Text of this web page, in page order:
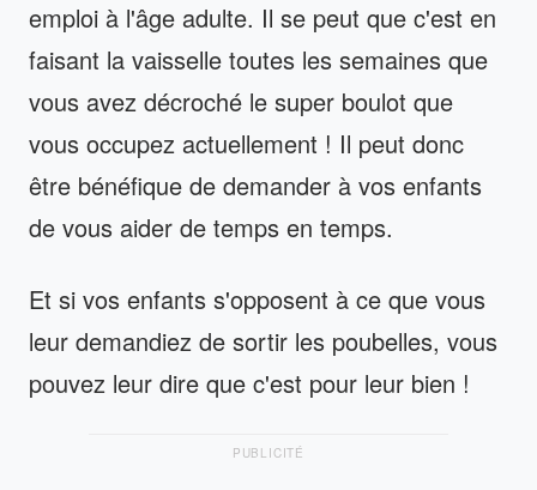
emploi à l'âge adulte. Il se peut que c'est en
faisant la vaisselle toutes les semaines que
vous avez décroché le super boulot que
vous occupez actuellement ! Il peut donc
être bénéfique de demander à vos enfants
de vous aider de temps en temps.
Et si vos enfants s'opposent à ce que vous
leur demandiez de sortir les poubelles, vous
pouvez leur dire que c'est pour leur bien !
PUBLICITÉ